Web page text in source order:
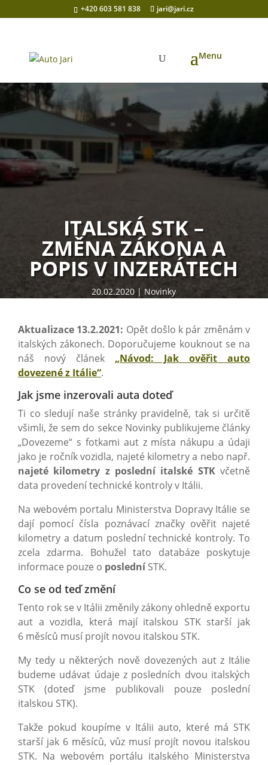
+420 603 581 838 jari@jari.cz
ITALSKÁ STK –
ZMĚNA ZÁKONA A
POPIS V INZERÁTECH
20.02.2020 Novinky
Aktualizace 13.2.2021: Opět došlo k pár změnám v
italských zákonech. Doporučujeme kouknout se na
náš nový článek „Návod: Jak ověřit auto
dovezené z Itálie“.
Jak jsme inzerovali auta doteď
Ti co sledují naše stránky pravidelně, tak si určitě
všimli, že sem do sekce Novinky publikujeme články
„Dovezeme“ s fotkami aut z místa nákupu a údaji
jako je ročník vozidla, najeté kilometry a nebo např.
najeté kilometry z poslední italské STKvčetně
data provedení technické kontroly v Itálii.
Na webovém portalu Ministerstva Dopravy Itálie se
dají pomocí čísla poznávací značky ověřit najeté
kilometry a datum poslední technické kontroly. To
zcela zdarma. Bohužel tato databáze poskytuje
informace pouze o posledníSTK.
Co se od teď změní
Tento rok se v Itálii změnily zákony ohledně exportu
aut a vozidla, která mají italskou STK starší jak
6 měsíců musí projít novou italskou STK.
My tedy u některých nově dovezených aut z Itálie
budeme udávat údaje z posledních dvou italských
STK (doteď jsme publikovali pouze poslední
italskou STK).
Takže pokud koupíme v Itálii auto, které má STK
starší jak 6 měsíců, vůz musí projít novou italskou
STK. Na webovém portálu italského Ministerstva